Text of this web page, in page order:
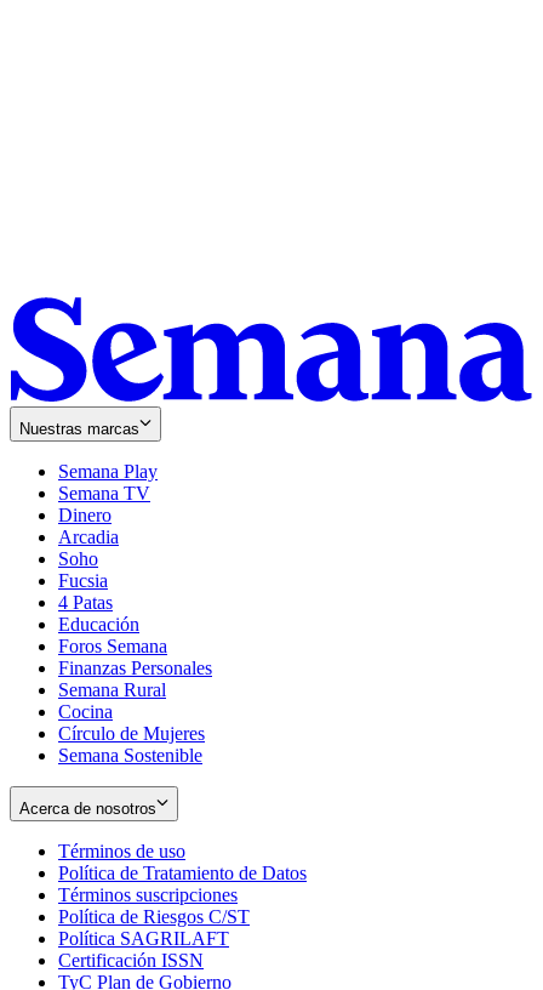
Nuestras marcas
Semana Play
Semana TV
Dinero
Arcadia
Soho
in
new
window
Fucsia
in
new
window
4 Patas
Educación
Foros Semana
Finanzas Personales
Semana Rural
Cocina
Círculo de Mujeres
Semana Sostenible
Acerca de nosotros
Términos de uso
in
new
window
Política de Tratamiento de Datos
Términos suscripciones
in
Política de Riesgos C/ST
Política SAGRILAFT
new
Certificación ISSN
in
TyC Plan de Gobierno